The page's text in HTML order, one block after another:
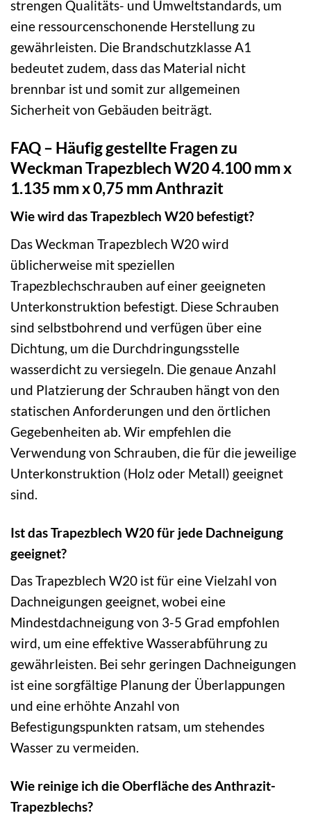
strengen Qualitäts- und Umweltstandards, um
eine ressourcenschonende Herstellung zu
gewährleisten. Die Brandschutzklasse A1
bedeutet zudem, dass das Material nicht
brennbar ist und somit zur allgemeinen
Sicherheit von Gebäuden beiträgt.
FAQ – Häufig gestellte Fragen zu
Weckman Trapezblech W20 4.100 mm x
1.135 mm x 0,75 mm Anthrazit
Wie wird das Trapezblech W20 befestigt?
Das Weckman Trapezblech W20 wird
üblicherweise mit speziellen
Trapezblechschrauben auf einer geeigneten
Unterkonstruktion befestigt. Diese Schrauben
sind selbstbohrend und verfügen über eine
Dichtung, um die Durchdringungsstelle
wasserdicht zu versiegeln. Die genaue Anzahl
und Platzierung der Schrauben hängt von den
statischen Anforderungen und den örtlichen
Gegebenheiten ab. Wir empfehlen die
Verwendung von Schrauben, die für die jeweilige
Unterkonstruktion (Holz oder Metall) geeignet
sind.
Ist das Trapezblech W20 für jede Dachneigung
geeignet?
Das Trapezblech W20 ist für eine Vielzahl von
Dachneigungen geeignet, wobei eine
Mindestdachneigung von 3-5 Grad empfohlen
wird, um eine effektive Wasserabführung zu
gewährleisten. Bei sehr geringen Dachneigungen
ist eine sorgfältige Planung der Überlappungen
und eine erhöhte Anzahl von
Befestigungspunkten ratsam, um stehendes
Wasser zu vermeiden.
Wie reinige ich die Oberfläche des Anthrazit-
Trapezblechs?